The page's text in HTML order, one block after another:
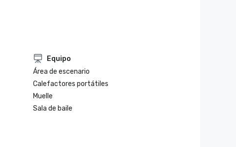
Equipo
Área de escenario
Calefactores portátiles
Muelle
Sala de baile